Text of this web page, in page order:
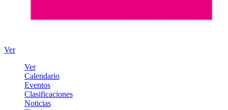
Ver
Ver
Calendario
Eventos
Clasificaciones
Noticias